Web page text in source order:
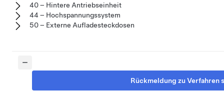
40 – Hintere Antriebseinheit
44 – Hochspannungssystem
50 – Externe Aufladesteckdosen
Rückmeldung zu Verfahren